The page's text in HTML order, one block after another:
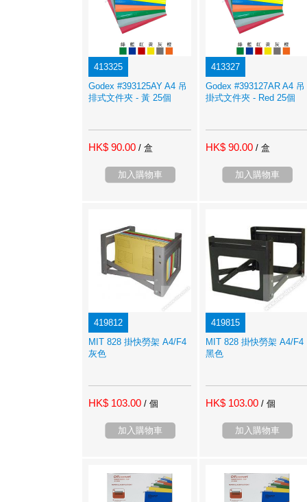
413325
Godex #393125AY A4 吊
排式文件夾 - 黃 25個
HK$ 90.00 / 盒
加入購物車
413327
Godex #393127AR A4 吊
掛式文件夾 - Red 25個
HK$ 90.00 / 盒
加入購物車
419812
MIT 828 掛快勞架 A4/F4
灰色
HK$ 103.00 / 個
加入購物車
419815
MIT 828 掛快勞架 A4/F4
黑色
HK$ 103.00 / 個
加入購物車